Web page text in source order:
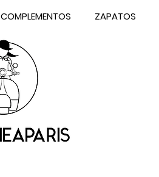
COMPLEMENTOS ZAPATOS